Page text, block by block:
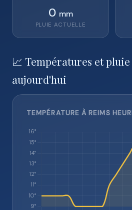
0 mm
PLUIE ACTUELLE
📈 Températures et pluie
aujourd'hui
TEMPÉRATURE À REIMS